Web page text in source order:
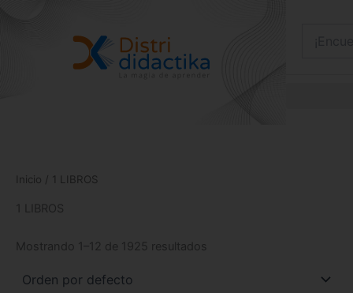
Inicio / 1 LIBROS
1 LIBROS
Mostrando 1–12 de 1925 resultados